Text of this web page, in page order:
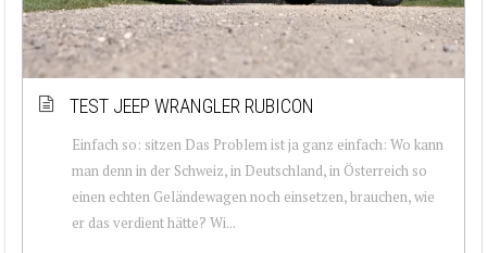
TEST JEEP WRANGLER RUBICON
Einfach so: sitzen Das Problem ist ja ganz einfach: Wo kann
man denn in der Schweiz, in Deutschland, in Österreich so
einen echten Geländewagen noch einsetzen, brauchen, wie
er das verdient hätte? Wi...